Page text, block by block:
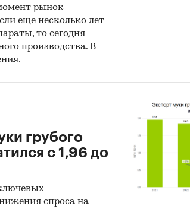
рынок
еще несколько лет
то сегодня
производства. В
грубого
с 1,96 до
спроса на